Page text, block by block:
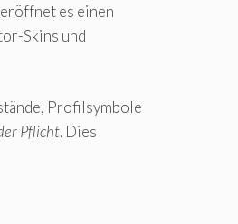
es einen
Skins und
Profilsymbole
Pflicht. Dies